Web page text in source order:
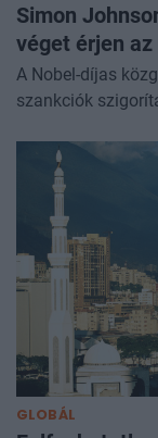
Simon
véget érjen
A Nobel-díjas
szankciók
GLOBÁL